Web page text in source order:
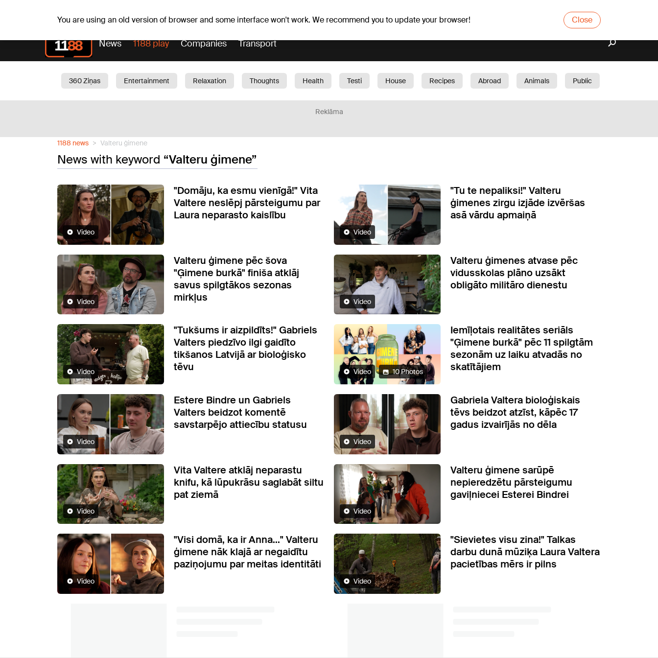
You are using an old version of browser and some interface won't work. We recommend you to update your browser! Close
News 1188 play Companies Transport
360 Ziņas Entertainment Relaxation Thoughts Health Testi House Recipes Abroad Animals
Public
Reklāma
1188 news Valteru ģimene
News with keyword “Valteru ģimene”
Video
"Domāju, ka esmu vienīgā!" Vita
Valtere neslēpj pārsteigumu par
Laura neparasto kaislību
Video
"Tu te nepaliksi!" Valteru
ģimenes zirgu izjāde izvēršas
asā vārdu apmaiņā
Video
Valteru ģimene pēc šova
"Ģimene burkā" finiša atklāj
savus spilgtākos sezonas
mirkļus
Video
Valteru ģimenes atvase pēc
vidusskolas plāno uzsākt
obligāto militāro dienestu
Video
"Tukšums ir aizpildīts!" Gabriels
Valters piedzīvo ilgi gaidīto
tikšanos Latvijā ar bioloģisko
tēvu
Video 10 Photos
Iemīļotais realitātes seriāls
"Ģimene burkā" pēc 11 spilgtām
sezonām uz laiku atvadās no
skatītājiem
Video
Estere Bindre un Gabriels
Valters beidzot komentē
savstarpējo attiecību statusu
Video
Gabriela Valtera bioloģiskais
tēvs beidzot atzīst, kāpēc 17
gadus izvairījās no dēla
Video
Vita Valtere atklāj neparastu
knifu, kā lūpukrāsu saglabāt siltu
pat ziemā
Video
Valteru ģimene sarūpē
nepieredzētu pārsteigumu
gaviļniecei Esterei Bindrei
Video
"Visi domā, ka ir Anna..." Valteru
ģimene nāk klajā ar negaidītu
paziņojumu par meitas identitāti
Video
"Sievietes visu zina!" Talkas
darbu dunā mūziķa Laura Valtera
pacietības mērs ir pilns